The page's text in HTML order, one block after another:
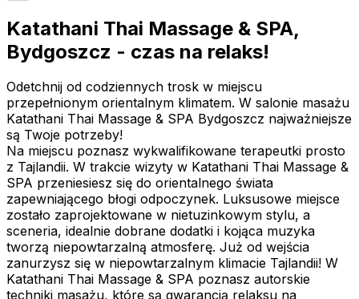
Katathani Thai Massage & SPA,
Bydgoszcz - czas na relaks!
Odetchnij od codziennych trosk w miejscu
przepełnionym orientalnym klimatem. W salonie masażu
Katathani Thai Massage & SPA Bydgoszcz najważniejsze
są Twoje potrzeby!
Na miejscu poznasz wykwalifikowane terapeutki prosto
z Tajlandii. W trakcie wizyty w Katathani Thai Massage &
SPA przeniesiesz się do orientalnego świata
zapewniającego błogi odpoczynek. Luksusowe miejsce
zostało zaprojektowane w nietuzinkowym stylu, a
sceneria, idealnie dobrane dodatki i kojąca muzyka
tworzą niepowtarzalną atmosferę. Już od wejścia
zanurzysz się w niepowtarzalnym klimacie Tajlandii! W
Katathani Thai Massage & SPA poznasz autorskie
techniki masażu, które są gwarancją relaksu na